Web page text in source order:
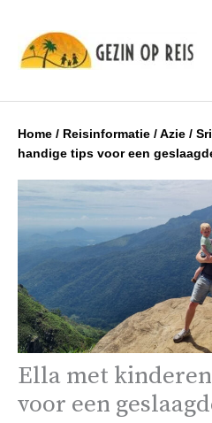
Home / Reisinformatie / Azie /
handige tips voor een
Ella met
voor een